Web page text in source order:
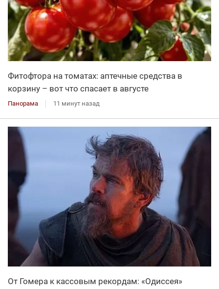
Фитофтора на томатах: аптечные средства в
корзину – вот что спасает в августе
Панорама 11 минут назад
От Гомера к кассовым рекордам: «Одиссея»